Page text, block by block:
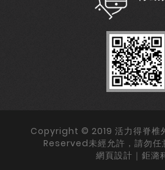
Copyright © 2019 活力得脊椎
Reserved未經允許，請勿任
網頁設計｜鉅潞